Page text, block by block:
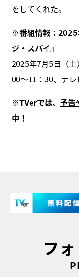
をしてくれた。
※番組情報：2025
ジ・スパイ』
2025年7月5日（土
00～11：30、テ
※TVerでは、 予告
中 ！
フ